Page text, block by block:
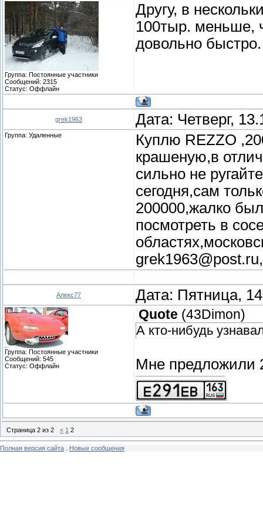
Группа: Постоянные участники
Сообщений: 2315
Статус: Оффлайн
Другу, в
100тыр. меньше,
довольно быстро.
grek1963 Дата: Четверг,
Группа: Удаленные
Куплю REZZO
крашеную,в
сильно не
сегодня,сам
200000,жалко
посмотреть в
Алекс77 Дата: Пятница,
Группа: Постоянные участники
Сообщений: 545
Статус: Оффлайн
Quote (43Dimon)
А кто-нибудь
Мне предложили
Страница 2 из 2 « 1 2
Полная версия сайта Новые сообщения